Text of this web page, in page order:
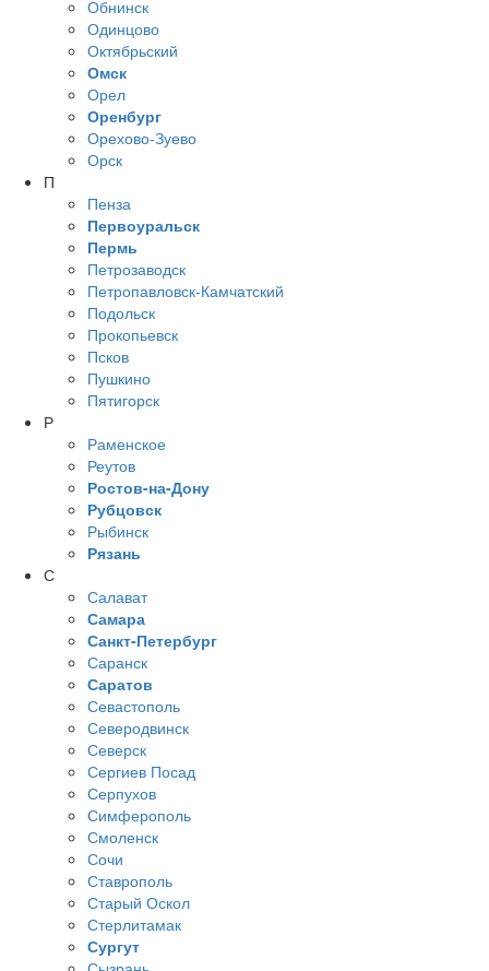
Обнинск
Одинцово
Октябрьский
Омск
Орел
Оренбург
Орехово-Зуево
Орск
П
Пенза
Первоуральск
Пермь
Петрозаводск
Петропавловск-Камчатский
Подольск
Прокопьевск
Псков
Пушкино
Пятигорск
Р
Раменское
Реутов
Ростов-на-Дону
Рубцовск
Рыбинск
Рязань
С
Салават
Самара
Санкт-Петербург
Саранск
Саратов
Севастополь
Северодвинск
Северск
Сергиев Посад
Серпухов
Симферополь
Смоленск
Сочи
Ставрополь
Старый Оскол
Стерлитамак
Сургут